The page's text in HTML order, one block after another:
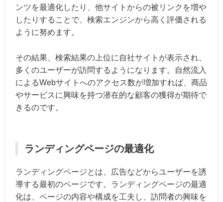
ンツを最適化したり、他サイトからの被リンクを増や
したりすることで、検索エンジンから高く評価される
ように努めます。
その結果、検索結果の上位に自社サイトが表示され、
多くのユーザーが訪問するようになります。自然流入
によるWebサイトへのアクセス数が増加すれば、商品
やサービスに興味を持つ潜在的な顧客の獲得が期待で
きるのです。
ランディングページの最適化
ランディングページとは、広告などからユーザーを誘
導する最初のページです。ランディングページの最適
化は、ページの内容や構成を工夫し、訪問者の興味を